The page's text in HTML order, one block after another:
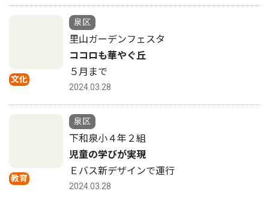
文化
泉区
里山ガーデンフェスタ
ココロも華やぐ丘
５月まで
2024.03.28
教育
泉区
下和泉小４年２組
児童の学びが実現
Ｅバス新デザインで運行
2024.03.28